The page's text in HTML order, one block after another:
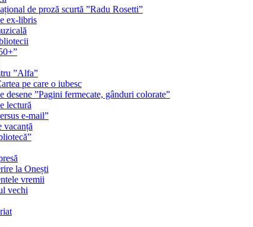
de proză scurtă ”Radu Rosetti”
ex-libris
”Alfa”
pe care o iubesc
desene ”Pagini fermecate, gânduri colorate”
lectură
e-mail”
vacanță
la Onești
vremii
vechi